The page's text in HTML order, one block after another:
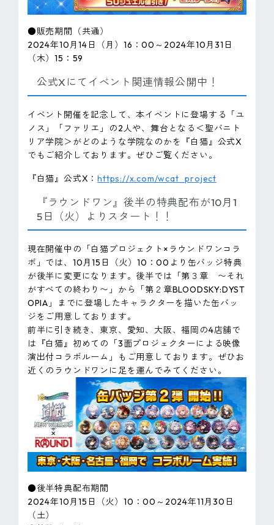
●販売期間（共通）
2024年10月14日（月）16：00～2024年10月31日
（木）15：59
公式Xにてイベント関連情報公開中！
イベント開催を記念して、本イベントに登場する「ユ
ノス」「ファリエ」の2人や、舞台となる＜聖バニト
リア学院＞がどのような学院なのかを『白猫』公式X
でもご紹介しております。ぜひご覧ください。
『白猫』公式X：https://x.com/wcat_project
『ラウンドワン』後半の特典配布が10月1
5日（火）よりスタート！！
現在開催中の「白猫プロジェクト×ラウンドワンコラ
ボ」では、10月15日（火）10：00より缶バッジ特典
が後半に変更になります。後半では「第３章 〜それ
がすべての終わり〜」から「第２章BLOODSKY:DYST
OPIA」までに登場したキャラクターを描いた缶バッ
ジをご用意しております。
前半に引き続き、東京、愛知、大阪、福岡の4店舗で
は『白猫』初めての「3面プロジェクターによる映像
演出付コラボルーム」もご用意しております。ぜひお
近くのラウンドワンに足を運んでみてください。
●後半特典配布期間
2024年10月15日（火）10：00～2024年11月30日
（土）